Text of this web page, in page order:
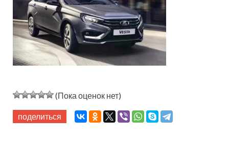
(Пока оценок нет)
поделиться